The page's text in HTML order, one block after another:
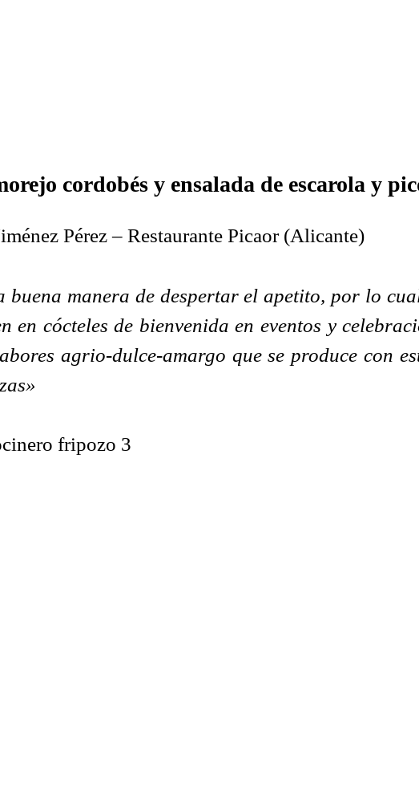
cordobés y ensalada de escarola y
Pérez – Restaurante Picaor (Alicante)
buena manera de despertar el apetito, por lo
en cócteles de bienvenida en eventos y
agrio-dulce-amargo que se produce con